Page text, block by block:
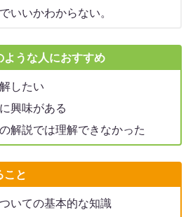
いいかわからない。
ような人におすすめ
したい
興味がある
解説では理解できなかった
こと
いての基本的な知識